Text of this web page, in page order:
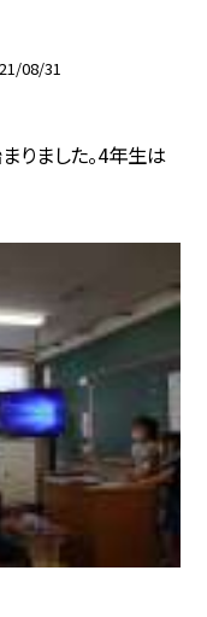
08/31
りました。4年生は